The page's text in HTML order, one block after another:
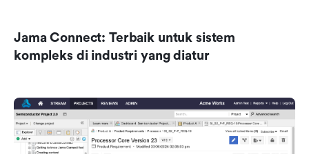
Jama Connect: Terbaik untuk sistem
kompleks di industri yang diatur